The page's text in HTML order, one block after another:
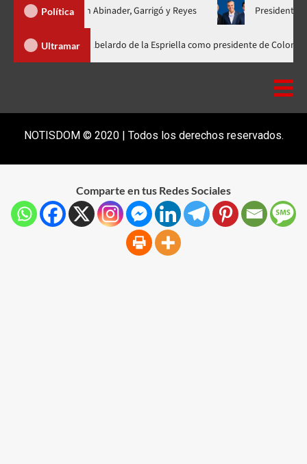
Política
con Abinader, Garrigó y Reyes Presidente Abinader,
Ultramar
participa en la investidura de Abelardo de la Espriella como
NOTISDOM © 2020 | Todos los derechos reservados.
Comparte en tus Redes Sociales